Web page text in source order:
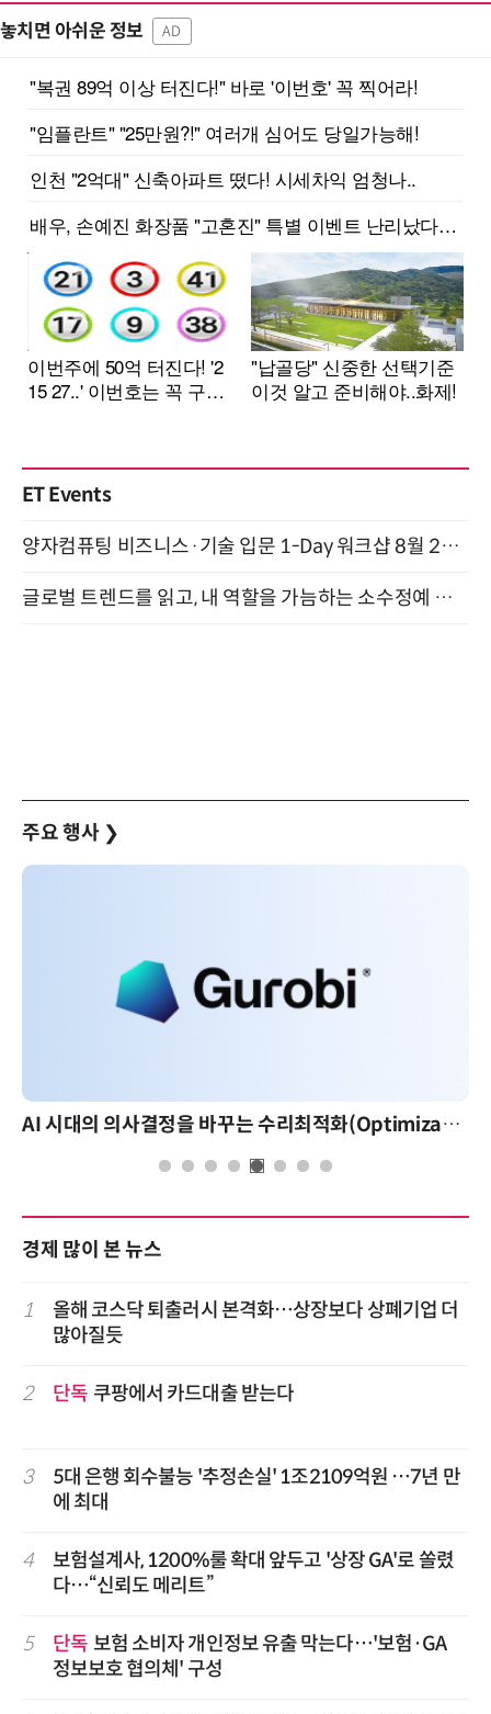
놓치면 아쉬운 정보 AD
ET Events
양자컴퓨팅 비즈니스·기술 입문 1-Day 워크샵 8월 28일 개최
글로벌 트렌드를 읽고, 내 역할을 가늠하는 소수정예 실습 워크숍 (8/28)
주요 행사 ❯
AI 시대의 의사결정을 바꾸는 수리최적화(Optimization): 실제 산업 적용 사례와 활용 전략
경제 많이 본 뉴스
1
올해 코스닥 퇴출러시 본격화…상장보다 상폐기업 더
많아질듯
2 단독 쿠팡에서 카드대출 받는다
3
5대 은행 회수불능 '추정손실' 1조2109억원 …7년 만
에 최대
4
보험설계사, 1200%룰 확대 앞두고 '상장 GA'로 쏠렸
다…“신뢰도 메리트”
5 단독 보험 소비자 개인정보 유출 막는다…'보험·GA
정보보호 협의체' 구성